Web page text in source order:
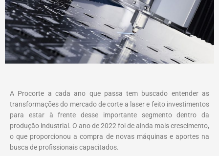
A Procorte a cada ano que passa tem buscado entender as
transformações do mercado de corte a laser e feito investimentos
para estar à frente desse importante segmento dentro da
produção industrial. O ano de 2022 foi de ainda mais crescimento,
o que proporcionou a compra de novas máquinas e aportes na
busca de profissionais capacitados.